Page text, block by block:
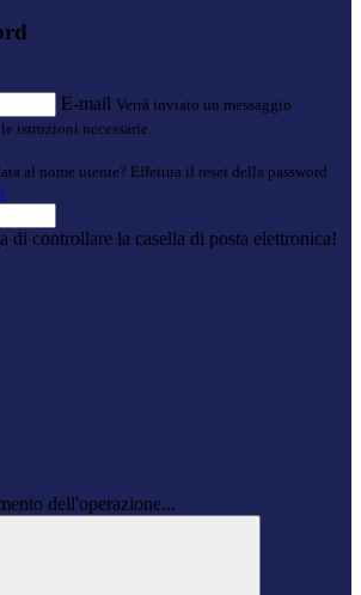
E-mail Verrà inviato un messaggio
istruzioni necessarie.
al nome utente? Effettua il reset della password
di controllare la casella di posta elettronica!
dell'operazione...